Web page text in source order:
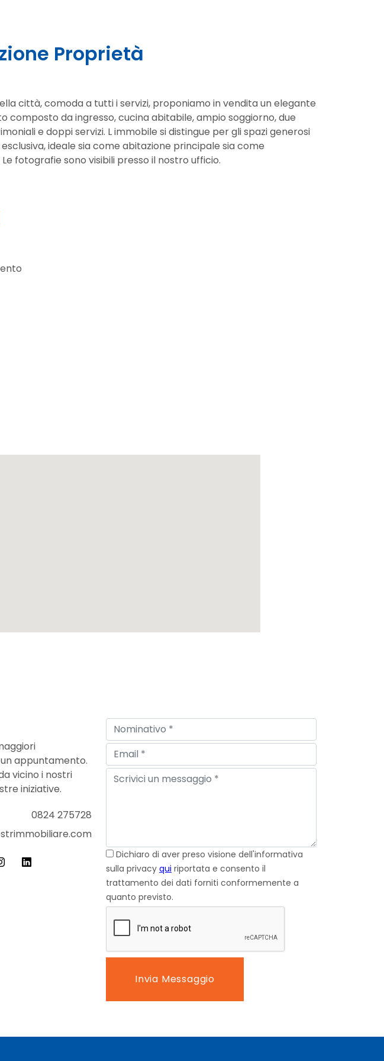
Proprietà
città, comoda a tutti i servizi, proponiamo in vendita un elegante
composto da ingresso, cucina abitabile, ampio soggiorno, due
e doppi servizi. L immobile si distingue per gli spazi generosi
ideale sia come abitazione principale sia come
fotografie sono visibili presso il nostro ufficio.
appuntamento.
vicino i nostri
iniziative.
0824 275728
Dichiaro di aver preso visione dell'informativa
sulla privacy qui riportata e consento il
trattamento dei dati forniti conformemente a
quanto previsto.
Invia Messaggio